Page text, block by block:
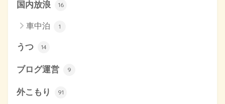
国内放浪 16
車中泊 1
うつ 14
ブログ運営 9
外こもり 91